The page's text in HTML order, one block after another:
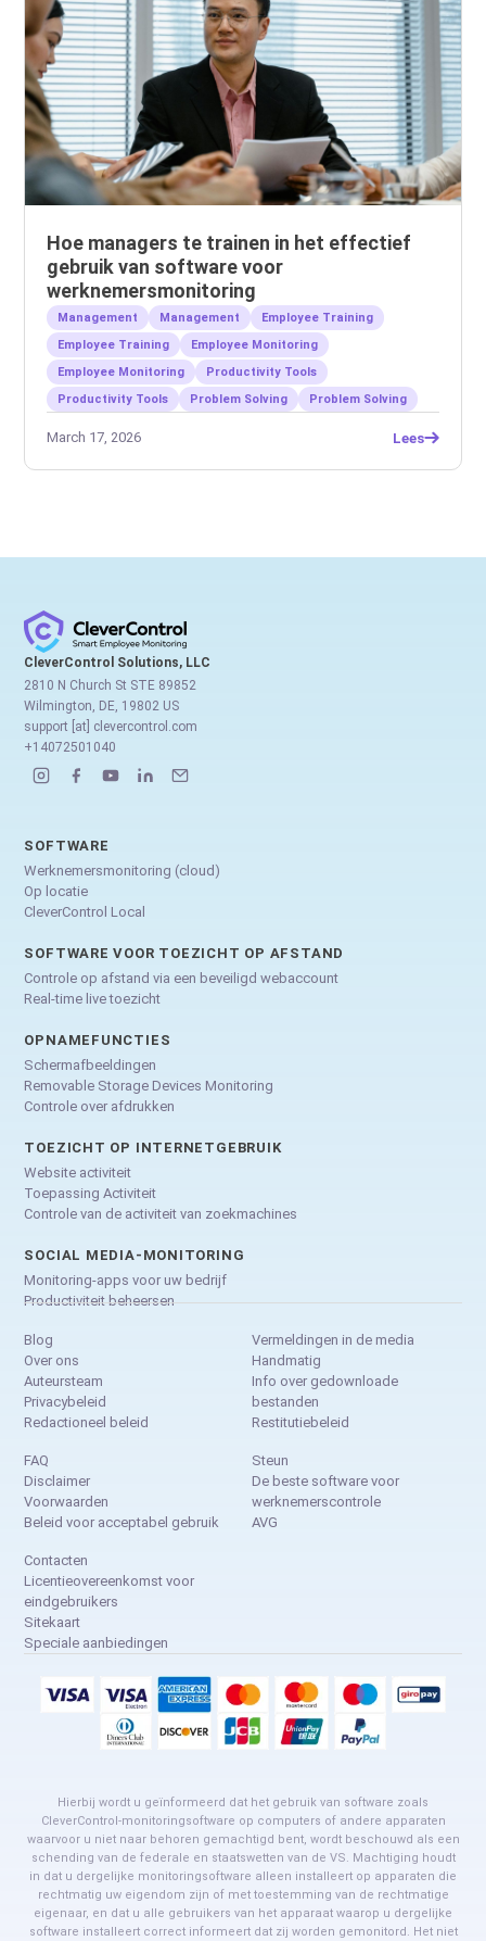
Hoe managers te trainen in het effectief
gebruik van software voor
werknemersmonitoring
Management Management
Employee Training
Employee Training
Employee Monitoring
Employee Monitoring
Productivity Tools
Productivity Tools
Problem Solving Problem Solving
March 17, 2026 Lees
CleverControl Solutions, LLC
2810 N Church St STE 89852
Wilmington, DE, 19802 US
support [at] clevercontrol.com
+14072501040
SOFTWARE
Werknemersmonitoring (cloud)
Op locatie
CleverControl Local
SOFTWARE VOOR TOEZICHT OP AFSTAND
Controle op afstand via een beveiligd webaccount
Real-time live toezicht
OPNAMEFUNCTIES
Schermafbeeldingen
Removable Storage Devices Monitoring
Controle over afdrukken
TOEZICHT OP INTERNETGEBRUIK
Website activiteit
Toepassing Activiteit
Controle van de activiteit van zoekmachines
SOCIAL MEDIA-MONITORING
Monitoring-apps voor uw bedrijf
Productiviteit beheersen
Blog
Over ons
Auteursteam
Privacybeleid
Redactioneel beleid
Vermeldingen in de media
Handmatig
Info over gedownloade
bestanden
Restitutiebeleid
FAQ
Disclaimer
Voorwaarden
Beleid voor acceptabel gebruik
Steun
De beste software voor
werknemerscontrole
AVG
Contacten
Licentieovereenkomst voor
eindgebruikers
Sitekaart
Speciale aanbiedingen
Hierbij wordt u geïnformeerd dat het gebruik van software zoals
CleverControl-monitoringsoftware op computers of andere apparaten
waarvoor u niet naar behoren gemachtigd bent, wordt beschouwd als een
schending van de federale en staatswetten van de VS. Machtiging houdt
in dat u dergelijke monitoringsoftware alleen installeert op apparaten die
rechtmatig uw eigendom zijn of met toestemming van de rechtmatige
eigenaar, en dat u alle gebruikers van het apparaat waarop u dergelijke
software installeert correct informeert dat zij worden gemonitord. Het niet